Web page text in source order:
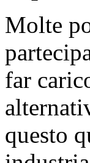
Molte
far
questo